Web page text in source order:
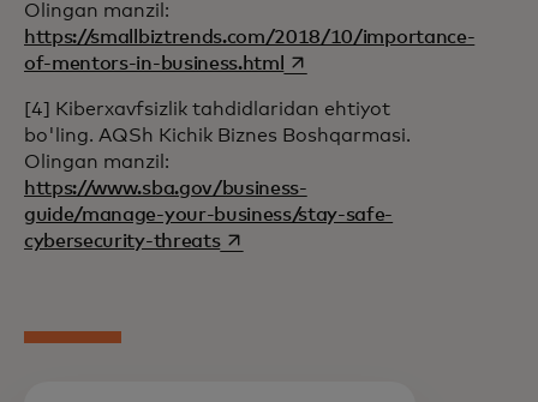
Olingan manzil:
https://smallbiztrends.com/2018/10/importance-
of-mentors-in-business.html
opens in a new tab
[4] Kiberxavfsizlik tahdidlaridan ehtiyot
bo'ling. AQSh Kichik Biznes Boshqarmasi.
Olingan manzil:
https://www.sba.gov/business-
guide/manage-your-business/stay-safe-
cybersecurity-threatsopens in a new tab